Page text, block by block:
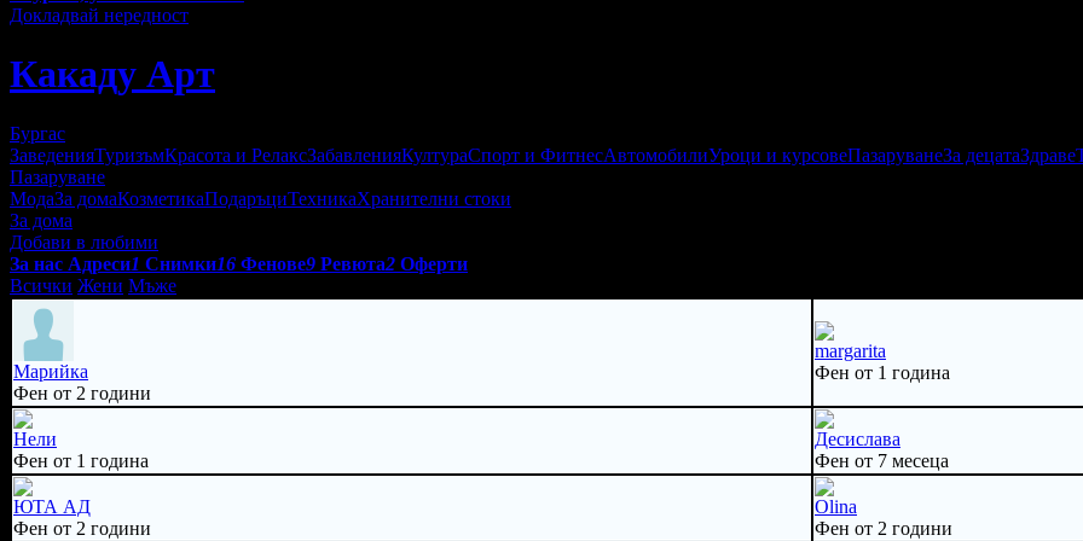
Докладвай нередност
Какаду Арт
Бургас
ЗаведенияТуризъмКрасота и РелаксЗабавленияКултураСпорт и ФитнесАвтомобилиУроци и курсовеПазаруванеЗа децатаЗдраве
Пазаруване
МодаЗа домаКозметикаПодаръциТехникаХранителни стоки
За дома
Добави в любими
За нас Адреси1 Снимки16 Фенове9 Ревюта2 Оферти
Всички Жени Мъже
Марийка
Фен от 2 години
margarita
Фен от 1 година
Нели
Фен от 1 година
Десислава
Фен от 7 месеца
ЮТА АД
Фен от 2 години
Olina
Фен от 2 години